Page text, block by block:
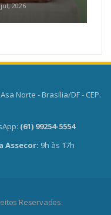
2026
Norte - Brasília/DF - CEP.
(61) 99254-5554
Assecor: 9h às 17h
Reservados.